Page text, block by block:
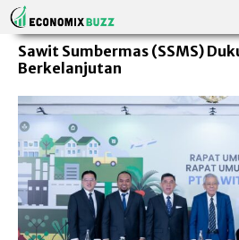
Sawit Sumbermas (SSMS)
Berkelanjutan